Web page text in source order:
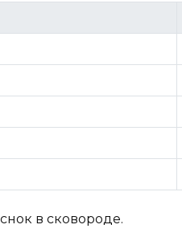
в сковороде.